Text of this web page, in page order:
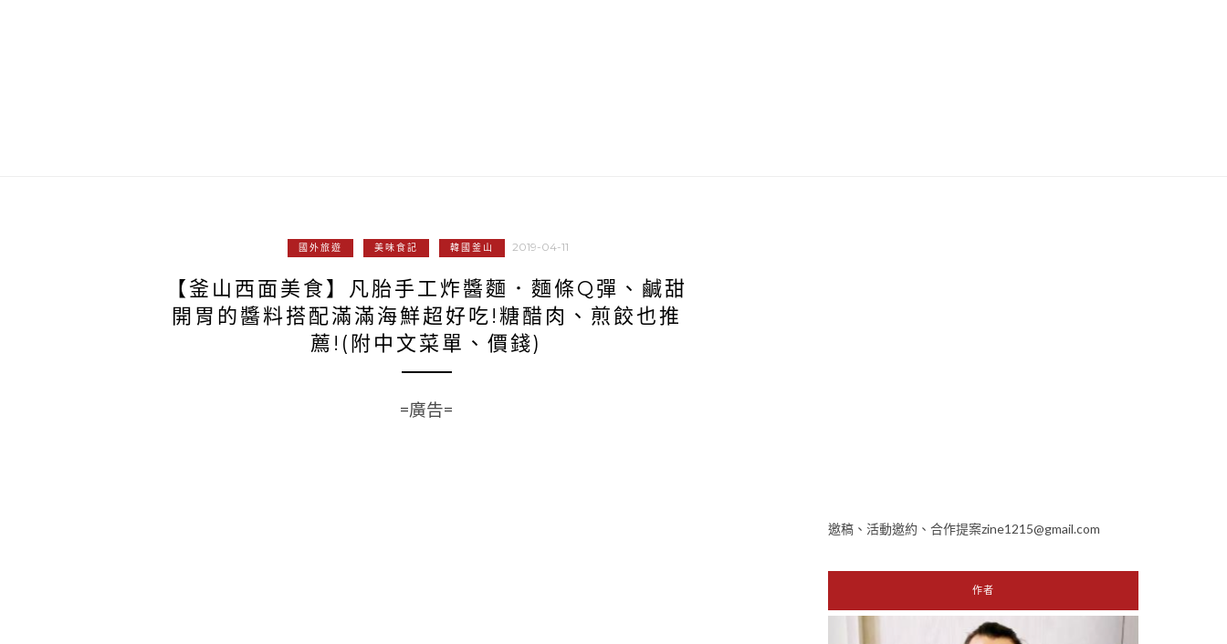
國外旅遊 美味食記 韓國釜山 2019-04-11
【釜山西面美食】凡胎手工炸醬麵．麵條Q彈、鹹甜
開胃的醬料搭配滿滿海鮮超好吃!糖醋肉、煎餃也推
薦!(附中文菜單、價錢)
=廣告=
邀稿、活動邀約、合作提案zine1215@gmail.com
作者